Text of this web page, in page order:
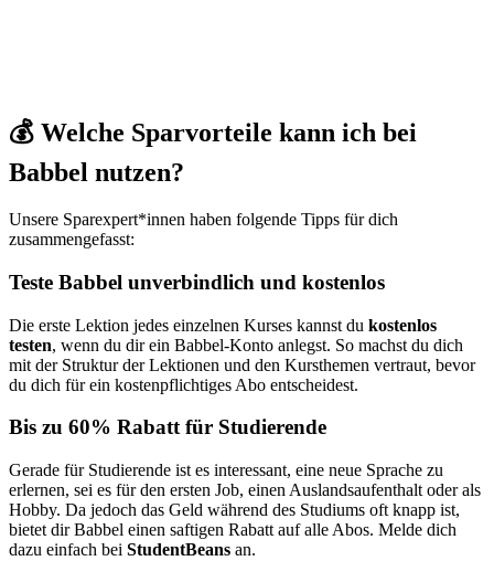
💰 Welche Sparvorteile kann ich bei
Babbel nutzen?
Unsere Sparexpert*innen haben folgende Tipps für dich
zusammengefasst:
Teste Babbel unverbindlich und kostenlos
Die erste Lektion jedes einzelnen Kurses kannst du kostenlos
testen, wenn du dir ein Babbel-Konto anlegst. So machst du dich
mit der Struktur der Lektionen und den Kursthemen vertraut, bevor
du dich für ein kostenpflichtiges Abo entscheidest.
Bis zu 60% Rabatt für Studierende
Gerade für Studierende ist es interessant, eine neue Sprache zu
erlernen, sei es für den ersten Job, einen Auslandsaufenthalt oder als
Hobby. Da jedoch das Geld während des Studiums oft knapp ist,
bietet dir Babbel einen saftigen Rabatt auf alle Abos. Melde dich
dazu einfach bei StudentBeans an.